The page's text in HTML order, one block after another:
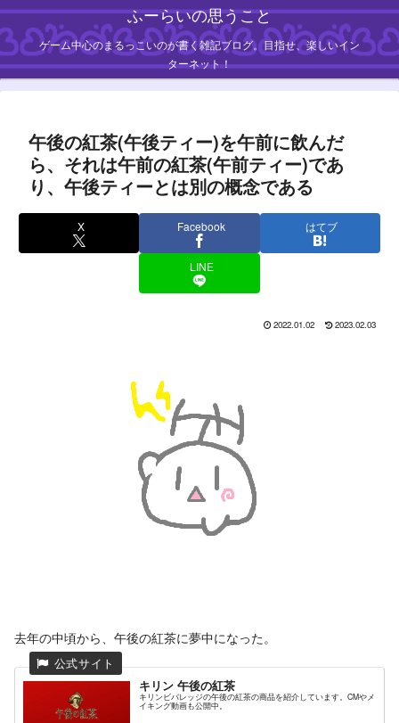
ふーらいの思うこと
ゲーム中心のまるっこいのが書く雑記ブログ。目指せ、楽しいイン
ターネット！
午後の紅茶(午後ティー)を午前に飲んだ
ら、それは午前の紅茶(午前ティー)であ
り、午後ティーとは別の概念である
X Facebook はてブ
LINE
2022.01.02 2023.02.03
去年の中頃から、午後の紅茶に夢中になった。
キリン 午後の紅茶
キリンビバレッジの午後の紅茶の商品を紹介しています。CMやメ
イキング動画も公開中。